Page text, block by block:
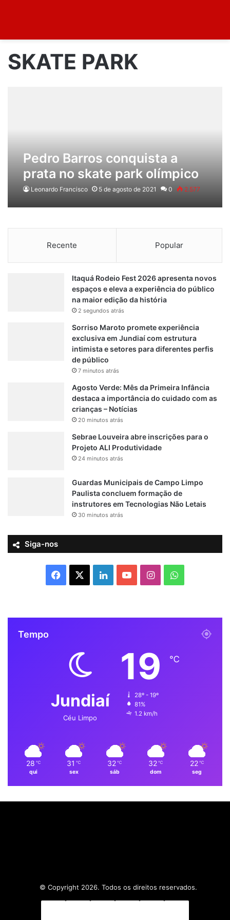
SKATE PARK
Pedro Barros conquista a
prata no skate park olímpico
Leonardo Francisco 5 de agosto de 2021 0 2.577
Recente Popular
Itaquá Rodeio Fest 2026 apresenta novos
espaços e eleva a experiência do público
na maior edição da história
2 segundos atrás
Sorriso Maroto promete experiência
exclusiva em Jundiaí com estrutura
intimista e setores para diferentes perfis
de público
7 minutos atrás
Agosto Verde: Mês da Primeira Infância
destaca a importância do cuidado com as
crianças – Notícias
20 minutos atrás
Sebrae Louveira abre inscrições para o
Projeto ALI Produtividade
24 minutos atrás
Guardas Municipais de Campo Limpo
Paulista concluem formação de
instrutores em Tecnologias Não Letais
30 minutos atrás
Siga-nos
c
o
k
L
n
i
u
b
e
I
s
a
g
r
a
W
a
s
Tempo
Jundiaí
Céu Limpo
19 ℃
28º - 19º
81%
1.2 km/h
28 ℃
qui
31 ℃
sex
32 ℃
sáb
32 ℃
dom
22 ℃
seg
© Copyright 2026. Todos os direitos reservados.